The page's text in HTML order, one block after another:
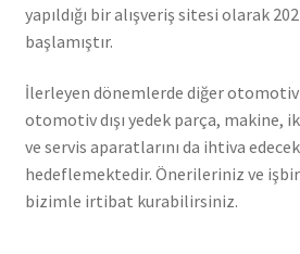
yapıldığı bir alışveriş sitesi olarak
başlamıştır.
İlerleyen dönemlerde diğer otomotiv
otomotiv dışı yedek parça, makine,
ve servis aparatlarını da ihtiva
hedeflemektedir. Önerileriniz ve
bizimle irtibat kurabilirsiniz.